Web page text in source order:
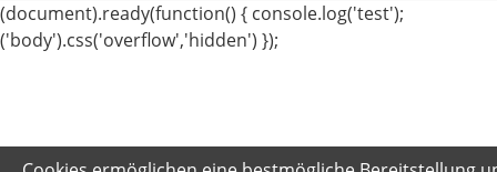
(document).ready(function() { console.log('test');
('body').css('overflow','hidden') });